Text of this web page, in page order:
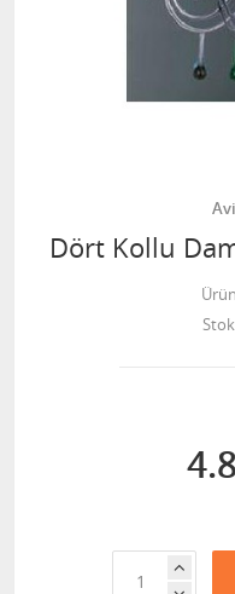
Dört Kollu